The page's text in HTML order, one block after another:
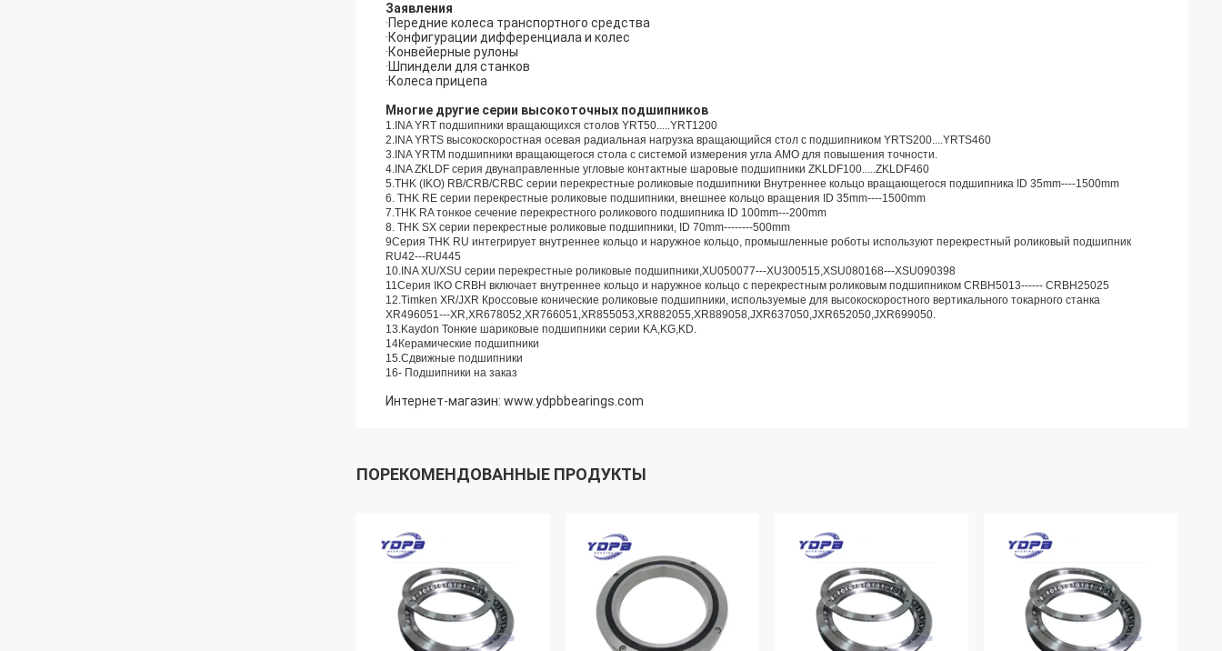
Заявления
·Передние колеса транспортного средства
·Конфигурации дифференциала и колес
·Конвейерные рулоны
·Шпиндели для станков
·Колеса прицепа
Многие другие серии высокоточных подшипников
1.INA YRT подшипники вращающихся столов YRT50.....YRT1200
2.INA YRTS высокоскоростная осевая радиальная нагрузка вращающийся стол с подшипником YRTS200....YRTS460
3.INA YRTM подшипники вращающегося стола с системой измерения угла AMO для повышения точности.
4.INA ZKLDF серия двунаправленные угловые контактные шаровые подшипники ZKLDF100.....ZKLDF460
5.THK (IKO) RB/CRB/CRBC серии перекрестные роликовые подшипники Внутреннее кольцо вращающегося подшипника ID 35mm----1500mm
6. THK RE серии перекрестные роликовые подшипники, внешнее кольцо вращения ID 35mm----1500mm
7.THK RA тонкое сечение перекрестного роликового подшипника ID 100mm---200mm
8. THK SX серии перекрестные роликовые подшипники, ID 70mm--------500mm
9Серия THK RU интегрирует внутреннее кольцо и наружное кольцо, промышленные роботы используют перекрестный роликовый подшипник
RU42---RU445
10.INA XU/XSU серии перекрестные роликовые подшипники,XU050077---XU300515,XSU080168---XSU090398
11Серия IKO CRBH включает внутреннее кольцо и наружное кольцо с перекрестным роликовым подшипником CRBH5013------ CRBH25025
12.Timken XR/JXR Кроссовые конические роликовые подшипники, используемые для высокоскоростного вертикального токарного станка
XR496051---XR,XR678052,XR766051,XR855053,XR882055,XR889058,JXR637050,JXR652050,JXR699050.
13.Kaydon Тонкие шариковые подшипники серии KA,KG,KD.
14Керамические подшипники
15.Сдвижные подшипники
16- Подшипники на заказ
Интернет-магазин: www.ydpbbearings.com
ПОРЕКОМЕНДОВАННЫЕ ПРОДУКТЫ